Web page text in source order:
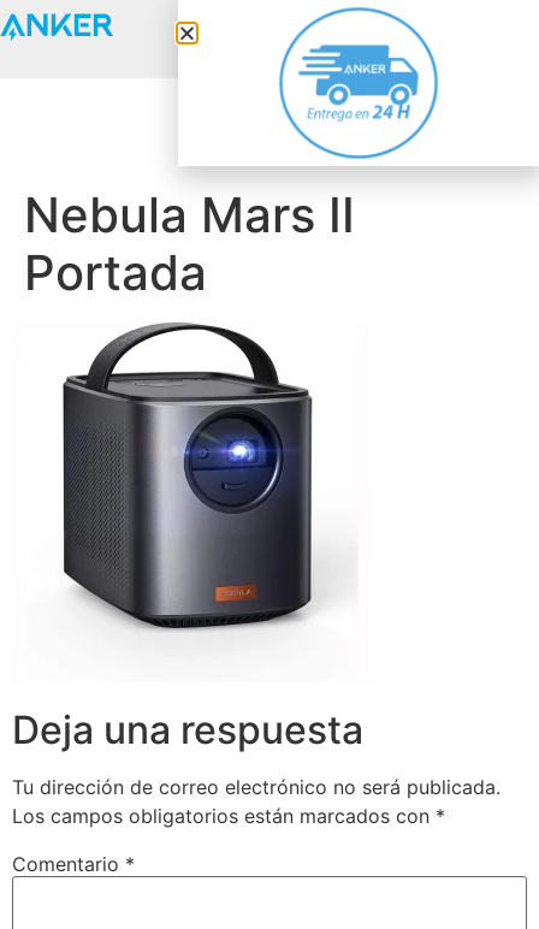
Nebula Mars II
Portada
Deja una respuesta
Tu dirección de correo electrónico no será publicada.
Los campos obligatorios están marcados con *
Comentario *